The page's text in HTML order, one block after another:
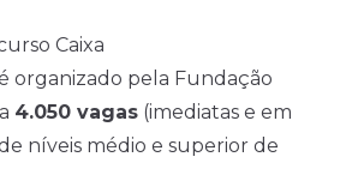
Caixa
organizado pela Fundação
4.050 vagas (imediatas e em
níveis médio e superior de